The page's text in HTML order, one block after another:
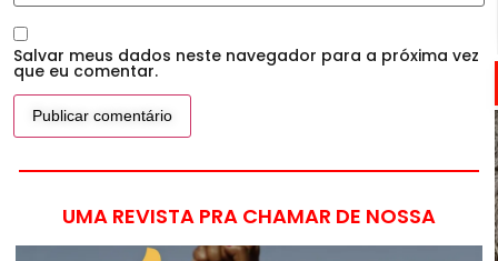
Salvar meus dados neste navegador para a próxima vez
que eu comentar.
UMA REVISTA PRA CHAMAR DE NOSSA